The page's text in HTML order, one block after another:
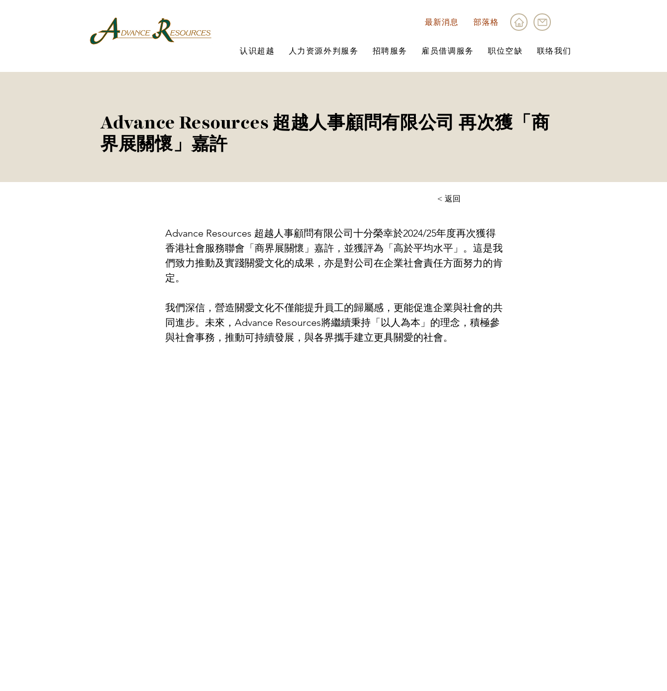
最新消息 部落格
认识超越 人力资源外判服务 招聘服务 雇员借调服务 职位空缺 联络我们
Advance Resources 超越人事顧問有限公司 再次獲「商
界展關懷」嘉許
< 返回
Advance Resources 超越人事顧問有限公司十分榮幸於2024/25年度再次獲得
香港社會服務聯會「商界展關懷」嘉許，並獲評為「高於平均水平」。這是我
們致力推動及實踐關愛文化的成果，亦是對公司在企業社會責任方面努力的肯
定。
我們深信，營造關愛文化不僅能提升員工的歸屬感，更能促進企業與社會的共
同進步。未來，Advance Resources將繼續秉持「以人為本」的理念，積極參
與社會事務，推動可持續發展，與各界攜手建立更具關愛的社會。